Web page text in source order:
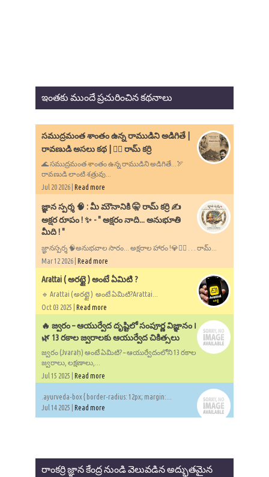
ఇంతకు ముందే ప్రచురించిన కథనాలు
సముద్రమంత శాంతం ఉన్న రాముడిని అడిగితే |
రావణుడి అసలు కథ | ✍🏻 రామ్ కర్రి
🌊 సముద్రమంత శాంతం ఉన్న రాముడిని అడిగితే...🏹
రావణుడి లాంటి శత్రువు...
Jul 20 2026 | Read more
​జ్ఞాన స్పర్శ 🧠 : మీ మౌనానికి 🤫 రామ్ కర్రి ✍️
అక్షర రూపం ! ✨ - ​" అక్షరం నాది... అనుభూతి
మీది ! "
జ్ఞానస్పర్శ 🧠అనుభవాల సారం... అక్షరాల హారం !💎✍🏻 . . . రామ్...
Mar 12 2026 | Read more
Arattai ( అరట్టై ) అంటే ఏమిటి ?
🔹 Arattai ( అరట్టై ) అంటే ఏమిటి?Arattai...
Oct 03 2025 | Read more
🔥 జ్వరం – ఆయుర్వేద దృష్టిలో సంపూర్ణ విజ్ఞానం ౹
🌿 13 రకాల జ్వరాలకు ఆయుర్వేద చికిత్సలు
జ్వరం (Jvaraḥ) అంటే ఏమిటి? – ఆయుర్వేదంలోని 13 రకాల
జ్వరాలు, లక్షణాలు,...
Jul 15 2025 | Read more
.ayurveda-box { border-radius: 12px; margin:...
Jul 14 2025 | Read more
రాంకర్రి జ్ఞాన కేంద్ర నుండి వెలువడిన అద్భుతమైన